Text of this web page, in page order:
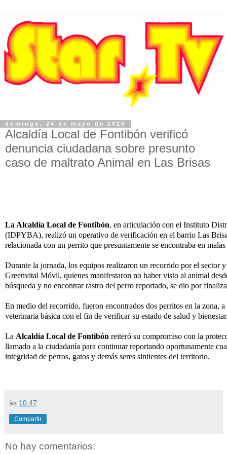
domingo, 24 de mayo de 2026
Alcaldía Local de Fontibón verificó
denuncia ciudadana sobre presunto
caso de maltrato Animal en Las Brisas
La Alcaldía Local de Fontibón, en articulación con el Instituto
(IDPYBA), realizó un operativo de verificación en el barrio Las
relacionada con un perrito que presuntamente se encontraba en
Durante la jornada, los equipos realizaron un recorrido por el sector
Greenvital Móvil, quienes manifestaron no haber visto al animal
búsqueda y no encontrar rastro del perro reportado, se dio por
En medio del recorrido, fueron encontrados dos perritos en la zona,
veterinaria básica con el fin de verificar su estado de salud y
La Alcaldía Local de Fontibón reiteró su compromiso con la
llamado a la ciudadanía para continuar reportando oportunamente
integridad de perros, gatos y demás seres sintientes del territorio.
às 10:47
Compartir
No hay comentarios: